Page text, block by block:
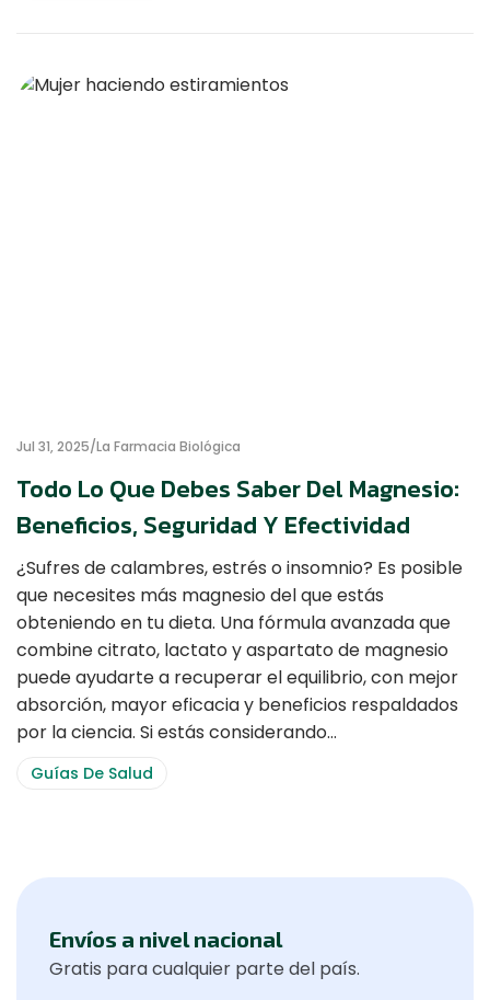
Jul 31, 2025 La Farmacia Biológica
Todo Lo Que Debes Saber Del Magnesio:
Beneficios, Seguridad Y Efectividad
¿Sufres de calambres, estrés o insomnio? Es posible
que necesites más magnesio del que estás
obteniendo en tu dieta. Una fórmula avanzada que
combine citrato, lactato y aspartato de magnesio
puede ayudarte a recuperar el equilibrio, con mejor
absorción, mayor eficacia y beneficios respaldados
por la ciencia. Si estás considerando…
Guías De Salud
Envíos a nivel nacional
Gratis para cualquier parte del país.